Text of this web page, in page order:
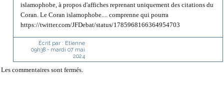
islamophobe, à propos d'affiches reprenant uniquement des citations du
Coran. Le Coran islamophobe.... comprenne qui pourra
https://twitter.com/JFDebat/status/1785968166364954703
Écrit par : Etienne
09h38- mardi 07 mai
2024
Les commentaires sont fermés.